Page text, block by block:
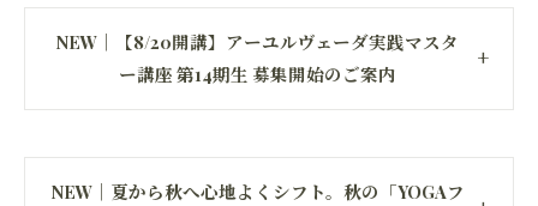
NEW｜【8/20開講】アーユルヴェーダ実践マスタ
ー講座 第14期生 募集開始のご案内
NEW｜夏から秋へ心地よくシフト。秋の「YOGAフ